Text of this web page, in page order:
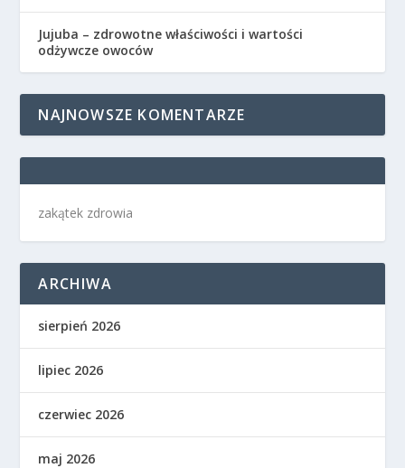
Jujuba – zdrowotne właściwości i wartości
odżywcze owoców
NAJNOWSZE KOMENTARZE
zakątek zdrowia
ARCHIWA
sierpień 2026
lipiec 2026
czerwiec 2026
maj 2026